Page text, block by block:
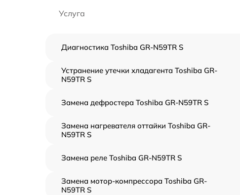
Услуга
Диагностика Toshiba GR-N59TR S
Устранение утечки хладагента Toshiba GR-
N59TR S
Замена дефростера Toshiba GR-N59TR S
Замена нагревателя оттайки Toshiba GR-
N59TR S
Замена реле Toshiba GR-N59TR S
Замена мотор-компрессора Toshiba GR-
N59TR S